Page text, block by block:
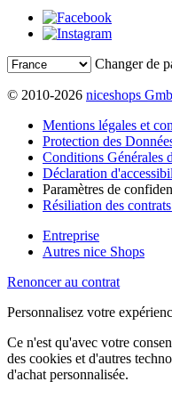
Changer de
© 2010-2026 niceshops
Mentions légales et
Protection des
Conditions Générales
Déclaration
Paramètres de
Résiliation des
Entreprise
Autres nice Shops
Renoncer au contrat
Personnalisez votre
Ce n'est qu'avec votre
des cookies et d'autres
d'achat personnalisée.